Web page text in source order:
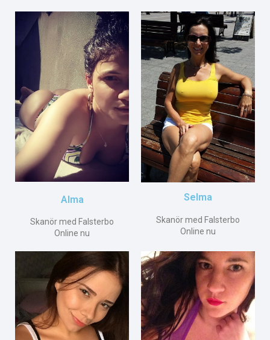
Alma
Skanör med Falsterbo
Online nu
Selma
Skanör med Falsterbo
Online nu